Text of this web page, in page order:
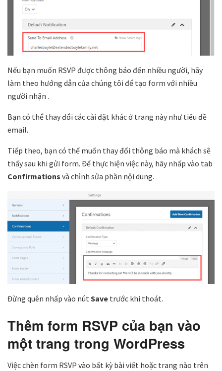
Nếu bạn muốn RSVP được thông báo đến nhiều người, hãy
làm theo hướng dẫn của chúng tôi để tạo form với nhiều
người nhận .
Bạn có thể thay đổi các cài đặt khác ở trang này như tiêu đề
email.
Tiếp theo, bạn có thể muốn thay đổi thông báo mà khách sẽ
thấy sau khi gửi form. Để thực hiện việc này, hãy nhấp vào tab
Confirmations và chỉnh sửa phần nội dung.
Đừng quên nhấp vào nútSave trước khi thoát.
Thêm form RSVP của bạn vào
một trang trong WordPress
Việc chèn form RSVP vào bất kỳ bài viết hoặc trang nào trên